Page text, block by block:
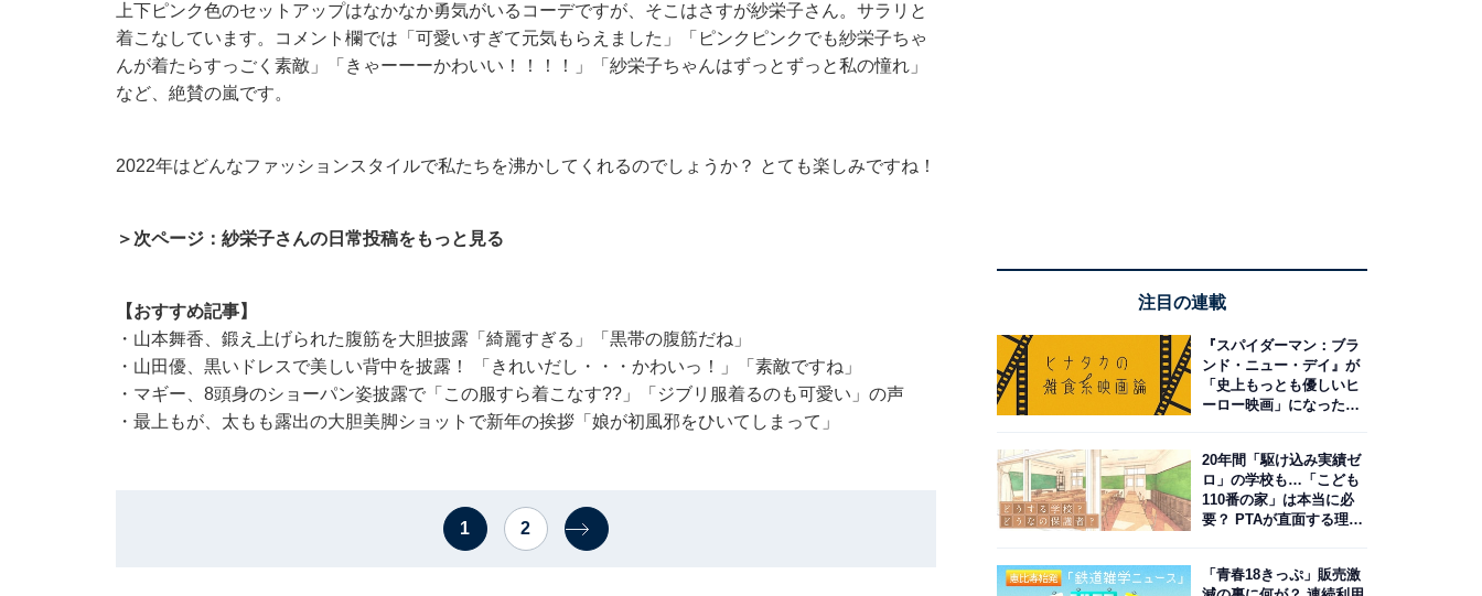
上下ピンク色のセットアップはなかなか勇気がいるコーデですが、そこはさすが紗栄子さん。サラリと
着こなしています。コメント欄では「可愛いすぎて元気もらえました」「ピンクピンクでも紗栄子ちゃ
んが着たらすっごく素敵」「きゃーーーかわいい！！！！」「紗栄子ちゃんはずっとずっと私の憧れ」
など、絶賛の嵐です。
2022年はどんなファッションスタイルで私たちを沸かしてくれるのでしょうか？ とても楽しみですね！
＞次ページ：紗栄子さんの日常投稿をもっと見る
【おすすめ記事】
・ 山本舞香、鍛え上げられた腹筋を大胆披露「綺麗すぎる」「黒帯の腹筋だね」
・ 山田優、黒いドレスで美しい背中を披露！ 「きれいだし・・・かわいっ！」「素敵ですね」
・ マギー、8頭身のショーパン姿披露で「この服すら着こなす??」「ジブリ服着るのも可愛い」の声
・ 最上もが、太もも露出の大胆美脚ショットで新年の挨拶「娘が初風邪をひいてしまって」
1 2
注目の連載
『スパイダーマン：ブラ
ンド・ニュー・デイ』が
「史上もっとも優しいヒ
ーロー映画」になった理
20年間「駆け込み実績ゼ
ロ」の学校も…「こども
110番の家」は本当に必
要？ PTAが直面する理想
「青春18きっぷ」販売激